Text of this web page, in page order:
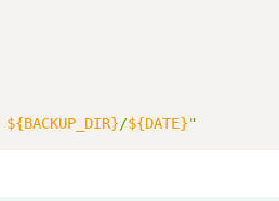
${BACKUP_DIR}/${DATE}"